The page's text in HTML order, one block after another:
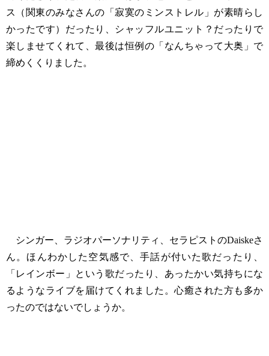
ス（関東のみなさんの「寂寞のミンストレル」が素晴らし
かったです）だったり、シャッフルユニット？だったりで
楽しませてくれて、最後は恒例の「なんちゃって大奥」で
締めくくりました。
シンガー、ラジオパーソナリティ、セラピストのDaiskeさ
ん。ほんわかした空気感で、手話が付いた歌だったり、
「レインボー」という歌だったり、あったかい気持ちにな
るようなライブを届けてくれました。心癒された方も多か
ったのではないでしょうか。